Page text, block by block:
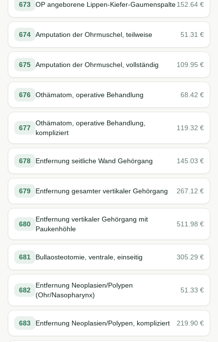
673 OP angeborene Lippen-Kiefer-Gaumenspalte152.64 €
674 Amputation der Ohrmuschel, teilweise 51.31 €
675 Amputation der Ohrmuschel, vollständig 109.95 €
676 Othämatom, operative Behandlung 68.42 €
677
Othämatom, operative Behandlung,
kompliziert
119.32 €
678 Entfernung seitliche Wand Gehörgang 145.03 €
679 Entfernung gesamter vertikaler Gehörgang 267.12 €
680
Entfernung vertikaler Gehörgang mit
Paukenhöhle
511.98 €
681 Bullaosteotomie, ventrale, einseitig 305.29 €
682
Entfernung Neoplasien/Polypen
(Ohr/Nasopharynx)
51.33 €
683 Entfernung Neoplasien/Polypen, kompliziert 219.90 €